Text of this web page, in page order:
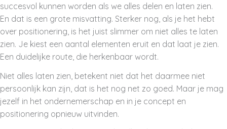
succesvol kunnen worden als we alles delen en laten zien.
En dat is een grote misvatting. Sterker nog, als je het hebt
over positionering, is het juist slimmer om niet alles te laten
zien. Je kiest een aantal elementen eruit en dat laat je zien.
Een duidelijke route, die herkenbaar wordt.
Niet alles laten zien, betekent niet dat het daarmee niet
persoonlijk kan zijn, dat is het nog net zo goed. Maar je mag
jezelf in het ondernemerschap en in je concept en
positionering opnieuw uitvinden.